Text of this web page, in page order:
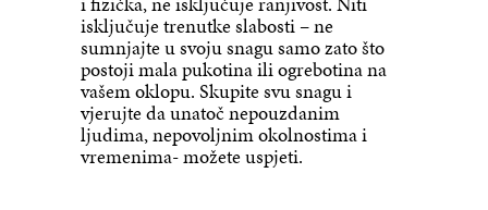
isključuje trenutke slabosti – ne
sumnjajte u svoju snagu samo zato što
postoji mala pukotina ili ogrebotina na
vašem oklopu. Skupite svu snagu i
vjerujte da unatoč nepouzdanim
ljudima, nepovoljnim okolnostima i
vremenima- možete uspjeti.